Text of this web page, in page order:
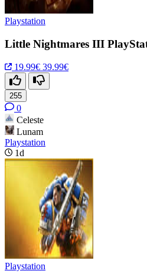
Playstation
Little Nightmares III
19.99€ 39.99€
255
0
Celeste
Lunam
Playstation
1d
Playstation